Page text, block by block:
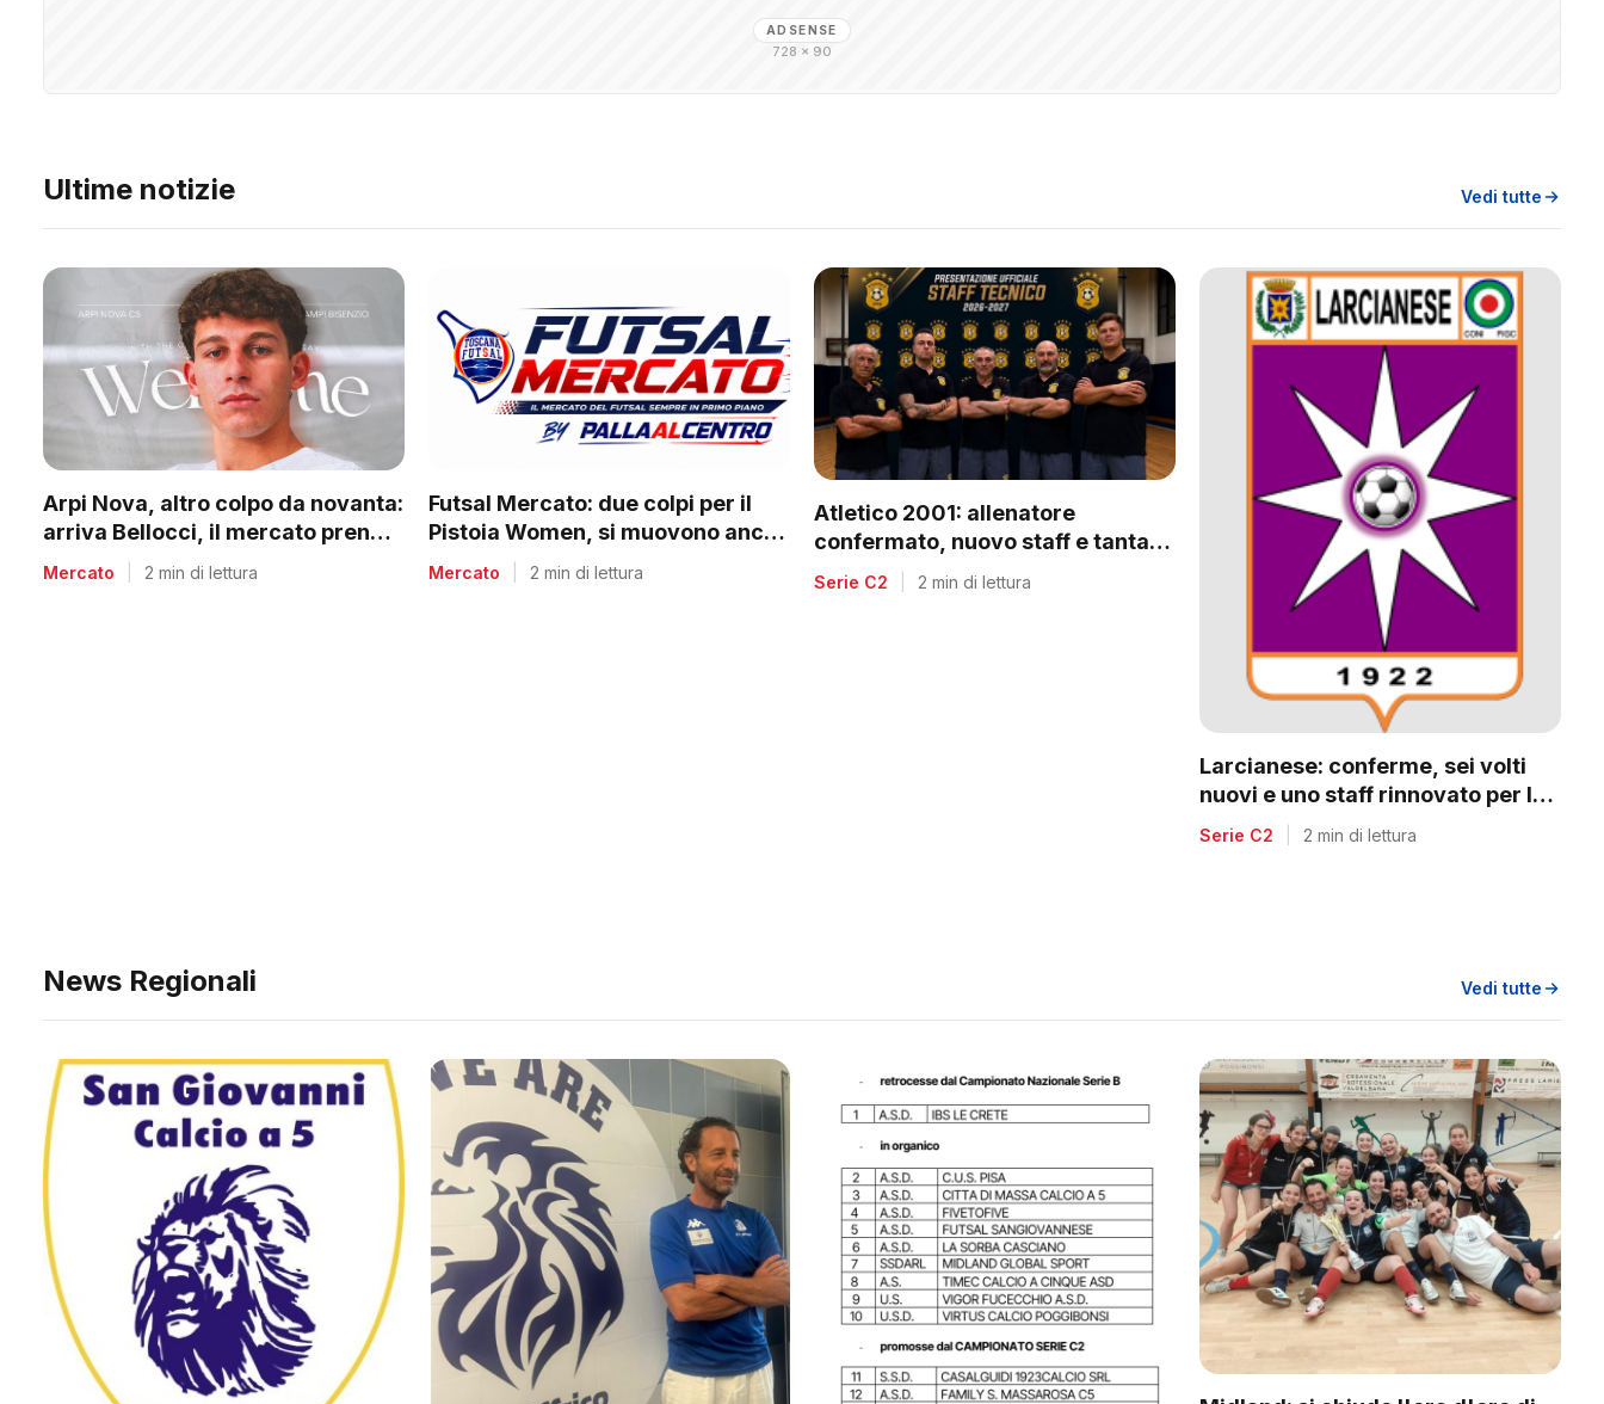
ADSENSE
728 × 90
Ultime notizie Vedi tutte
Arpi Nova, altro colpo da novanta:
arriva Bellocci, il mercato prende
quota
Mercato 2 min di lettura
Futsal Mercato: due colpi per il
Pistoia Women, si muovono anche
tanti club del regionale
Mercato 2 min di lettura
Atletico 2001: allenatore
confermato, nuovo staff e tanta
voglia di riscatto dopo la
retrocessione
Serie C2 2 min di lettura
Larcianese: conferme, sei volti
nuovi e uno staff rinnovato per la
C2
Serie C2 2 min di lettura
News Regionali Vedi tutte